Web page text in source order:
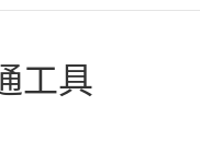
工具